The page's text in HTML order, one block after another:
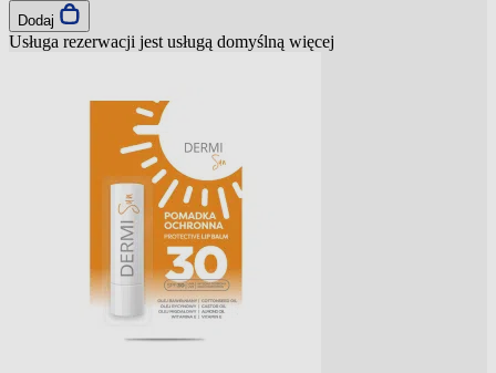
Dodaj
Usługa rezerwacji jest usługą domyślną więcej